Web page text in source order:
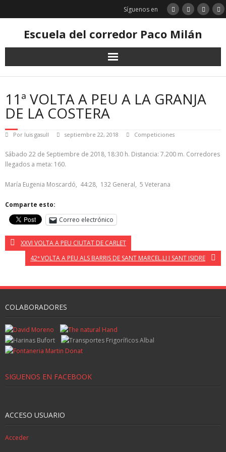
Síguenos en
Escuela del corredor Paco Milán
11ª VOLTA A PEU A LA GRANJA
DE LA COSTERA
Por luis gasull septiembre 22, 2018 Competiciones
Sábado 22 de Septiembre de 2018, 18:30 h. Distancia: 7.200 m. Corredores
llegados a meta: 160.
María Eugenia Moscardó, 44:28, 132 General, 5 Veterana
Comparte esto:
Correo electrónico
XXVI VOLTA A PEU CIUTAT DE CARLET
42ª VOLTA A PEU ALS BARRIS DE SANT MARCEL.LI I SANT ISIDRE
COLABORADORES
SIGUENOS EN FACEBOOK
ACCESO USUARIO
Acceder